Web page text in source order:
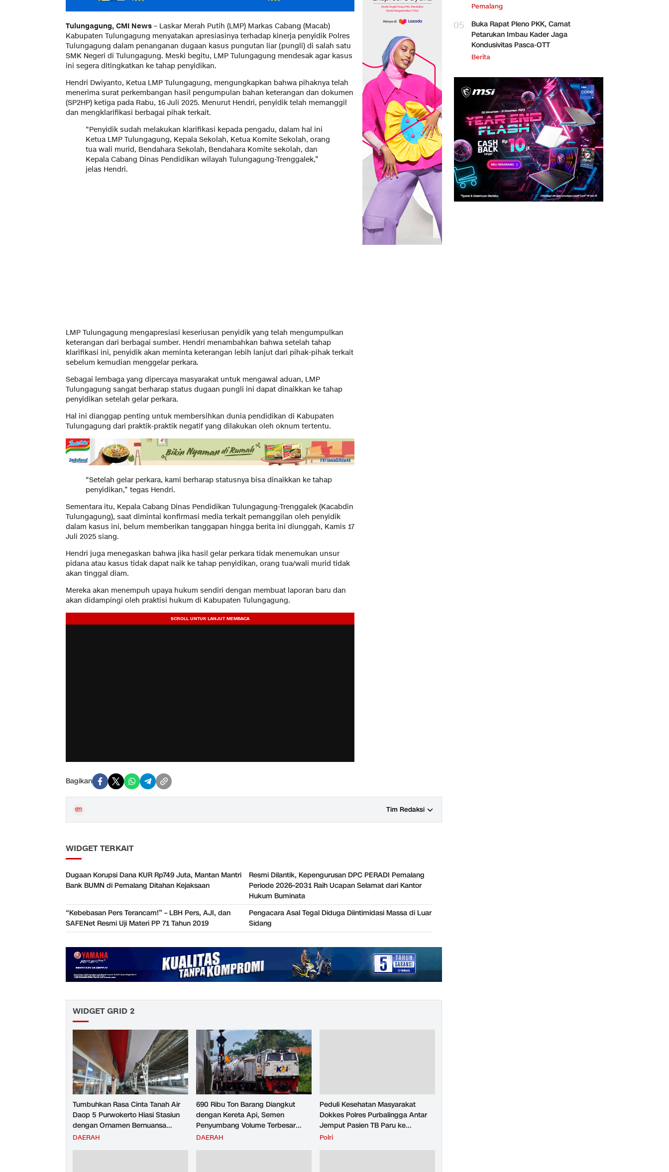
Tulungagung, CMI News – Laskar Merah Putih (LMP) Markas Cabang (Macab)
Kabupaten Tulungagung menyatakan apresiasinya terhadap kinerja penyidik Polres
Tulungagung dalam penanganan dugaan kasus pungutan liar (pungli) di salah satu
SMK Negeri di Tulungagung. Meski begitu, LMP Tulungagung mendesak agar kasus
ini segera ditingkatkan ke tahap penyidikan.
Hendri Dwiyanto, Ketua LMP Tulungagung, mengungkapkan bahwa pihaknya telah
menerima surat perkembangan hasil pengumpulan bahan keterangan dan dokumen
(SP2HP) ketiga pada Rabu, 16 Juli 2025. Menurut Hendri, penyidik telah memanggil
dan mengklarifikasi berbagai pihak terkait.
“Penyidik sudah melakukan klarifikasi kepada pengadu, dalam hal ini
Ketua LMP Tulungagung, Kepala Sekolah, Ketua Komite Sekolah, orang
tua wali murid, Bendahara Sekolah, Bendahara Komite sekolah, dan
Kepala Cabang Dinas Pendidikan wilayah Tulungagung-Trenggalek,”
jelas Hendri.
LMP Tulungagung mengapresiasi keseriusan penyidik yang telah mengumpulkan
keterangan dari berbagai sumber. Hendri menambahkan bahwa setelah tahap
klarifikasi ini, penyidik akan meminta keterangan lebih lanjut dari pihak-pihak terkait
sebelum kemudian menggelar perkara.
Sebagai lembaga yang dipercaya masyarakat untuk mengawal aduan, LMP
Tulungagung sangat berharap status dugaan pungli ini dapat dinaikkan ke tahap
penyidikan setelah gelar perkara.
Hal ini dianggap penting untuk membersihkan dunia pendidikan di Kabupaten
Tulungagung dari praktik-praktik negatif yang dilakukan oleh oknum tertentu.
“Setelah gelar perkara, kami berharap statusnya bisa dinaikkan ke tahap
penyidikan,” tegas Hendri.
Sementara itu, Kepala Cabang Dinas Pendidikan Tulungagung-Trenggalek (Kacabdin
Tulungagung), saat dimintai konfirmasi media terkait pemanggilan oleh penyidik
dalam kasus ini, belum memberikan tanggapan hingga berita ini diunggah, Kamis 17
Juli 2025 siang.
Hendri juga menegaskan bahwa jika hasil gelar perkara tidak menemukan unsur
pidana atau kasus tidak dapat naik ke tahap penyidikan, orang tua/wali murid tidak
akan tinggal diam.
Mereka akan menempuh upaya hukum sendiri dengan membuat laporan baru dan
akan didampingi oleh praktisi hukum di Kabupaten Tulungagung.
Bagikan
Tim Redaksi
WIDGET TERKAIT
Dugaan Korupsi Dana KUR Rp749 Juta, Mantan Mantri
Bank BUMN di Pemalang Ditahan Kejaksaan
Resmi Dilantik, Kepengurusan DPC PERADI Pemalang
Periode 2026–2031 Raih Ucapan Selamat dari Kantor
Hukum Buminata
“Kebebasan Pers Terancam!” – LBH Pers, AJI, dan
SAFENet Resmi Uji Materi PP 71 Tahun 2019
Pengacara Asal Tegal Diduga Diintimidasi Massa di Luar
Sidang
WIDGET GRID 2
Tumbuhkan Rasa Cinta Tanah Air
Daop 5 Purwokerto Hiasi Stasiun
dengan Ornamen Bernuansa
Merah Putih
DAERAH
690 Ribu Ton Barang Diangkut
dengan Kereta Api, Semen
Penyumbang Volume Terbesar
Angkutan Barang KAI Daop 5
DAERAH
Peduli Kesehatan Masyarakat
Dokkes Polres Purbalingga Antar
Jemput Pasien TB Paru ke
Puskesmas
Polri
Pemalang
05
Buka Rapat Pleno PKK, Camat
Petarukan Imbau Kader Jaga
Kondusivitas Pasca-OTT
Berita